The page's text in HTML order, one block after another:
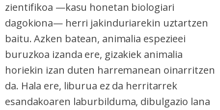
zientifikoa —kasu honetan biologiari
dagokiona— herri jakinduriarekin uztartzen
baitu. Azken batean, animalia espezieei
buruzkoa izanda ere, gizakiek animalia
horiekin izan duten harremanean oinarritzen
da. Hala ere, liburua ez da herritarrek
esandakoaren laburbilduma, dibulgazio lana